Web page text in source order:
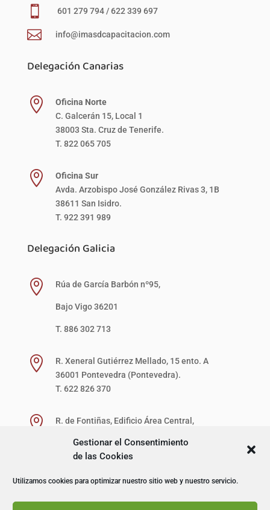
Gestionar el Consentimiento
de las Cookies
Utilizamos cookies para optimizar nuestro sitio web y nuestro servicio.
 601 279 794 / 622 339 697
 info@imasdcapacitacion.com
Delegación Canarias

Oficina Norte
C. Galcerán 15, Local 1
38003 Sta. Cruz de Tenerife.
T. 822 065 705

Oficina Sur
Avda. Arzobispo José González Rivas 3, 1B
38611 San Isidro.
T. 922 391 989
Delegación Galicia
 Rúa de García Barbón nº95,
Bajo Vigo 36201
T. 886 302 713

R. Xeneral Gutiérrez Mellado, 15 ento. A
36001 Pontevedra (Pontevedra).
T. 622 826 370

R. de Fontiñas, Edificio Área Central,
15707 Santiago de Compostela (A Coruña).
T. 622 867 621
© I+D Capacitación Profesional